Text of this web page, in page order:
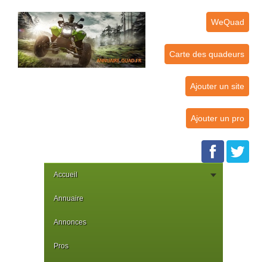
WeQuad
Carte des quadeurs
Ajouter un site
Ajouter un pro
Accueil
Annuaire
Annonces
Pros